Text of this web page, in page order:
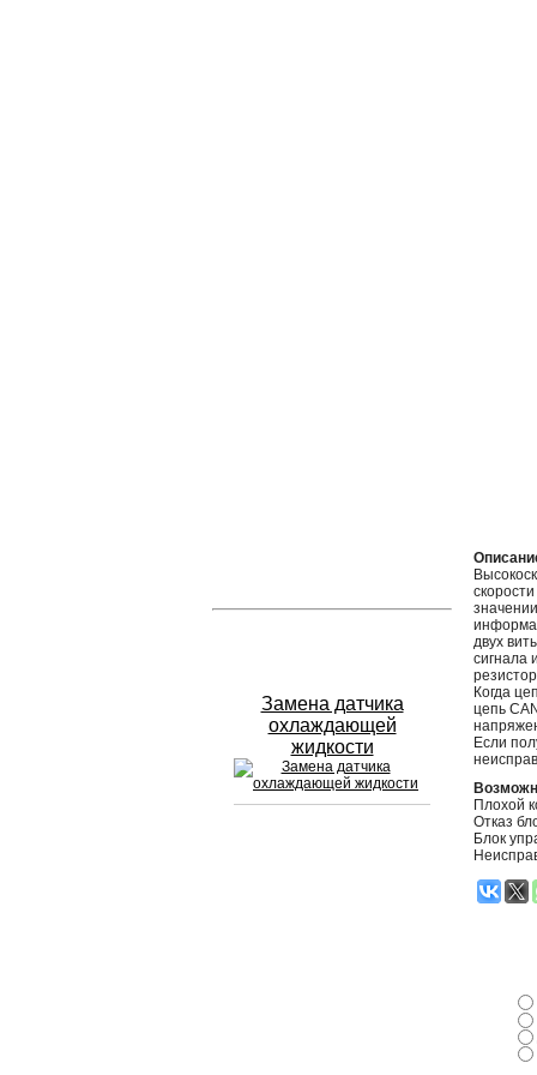
Замена датчика
охлаждающей
жидкости
двух
сигнала
Когда
цепь
Если
Плохой
Отказ
Блок